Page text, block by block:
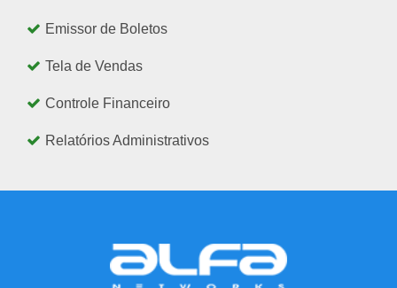
Emissor de Boletos
Tela de Vendas
Controle Financeiro
Relatórios Administrativos